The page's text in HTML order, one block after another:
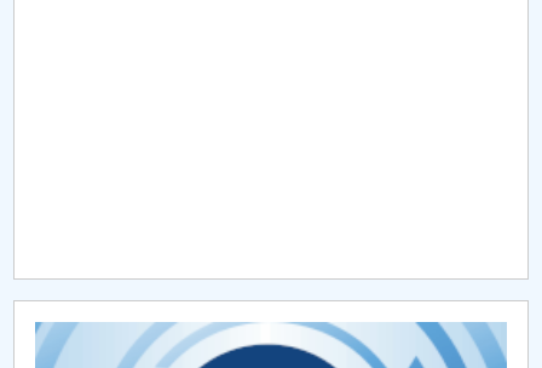
Chestionar angajabilitate ALUMNI – UPB
CAR2026